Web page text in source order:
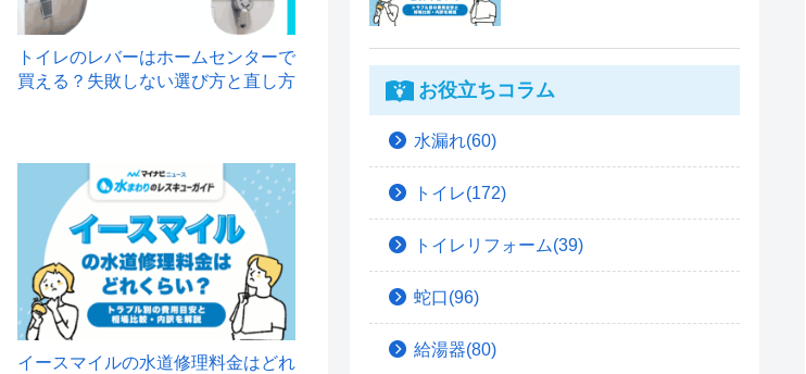
トイレのレバーはホームセンターで
買える？失敗しない選び方と直し方
イースマイルの水道修理料金はどれ
お役立ちコラム
水漏れ(60)
トイレ(172)
トイレリフォーム(39)
蛇口(96)
給湯器(80)